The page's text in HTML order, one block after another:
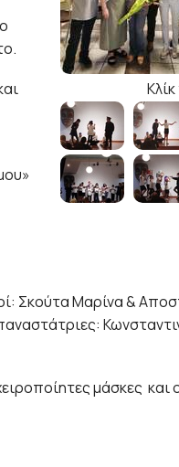
Σκούτα Μαρίνα &
μάσκες και